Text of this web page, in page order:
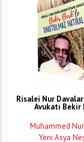
Risalei Nur
Avukatı Bekir
Muhammed
Yeni Asya